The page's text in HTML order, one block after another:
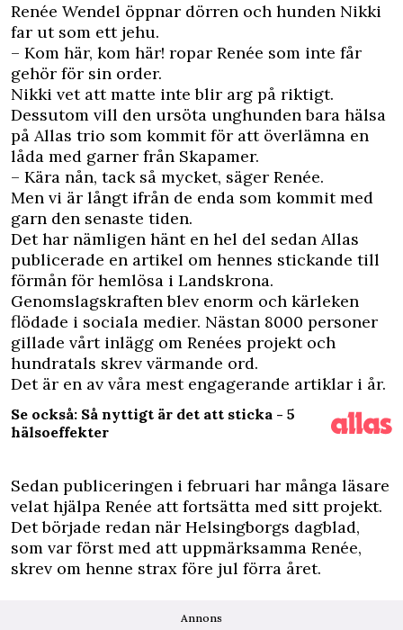
Renée Wendel öppnar dörren och hunden Nikki
far ut som ett jehu.
– Kom här, kom här! ropar Renée som inte får
gehör för sin order.
Nikki vet att matte inte blir arg på riktigt.
Dessutom vill den ursöta unghunden bara hälsa
på Allas trio som kommit för att överlämna en
låda med garner från Skapamer.
– Kära nån, tack så mycket, säger Renée.
Men vi är långt ifrån de enda som kommit med
garn den senaste tiden.
Det har nämligen hänt en hel del sedan Allas
publicerade en artikel om hennes stickande till
förmån för hemlösa i Landskrona.
Genomslagskraften blev enorm och kärleken
flödade i sociala medier. Nästan 8000 personer
gillade vårt inlägg om Renées projekt och
hundratals skrev värmande ord.
Det är en av våra mest engagerande artiklar i år.
Se också: Så nyttigt är det att sticka - 5
hälsoeffekter
Sedan publiceringen i februari har många läsare
velat hjälpa Renée att fortsätta med sitt projekt.
Det började redan när Helsingborgs dagblad,
som var först med att uppmärksamma Renée,
skrev om henne strax före jul förra året.
Annons